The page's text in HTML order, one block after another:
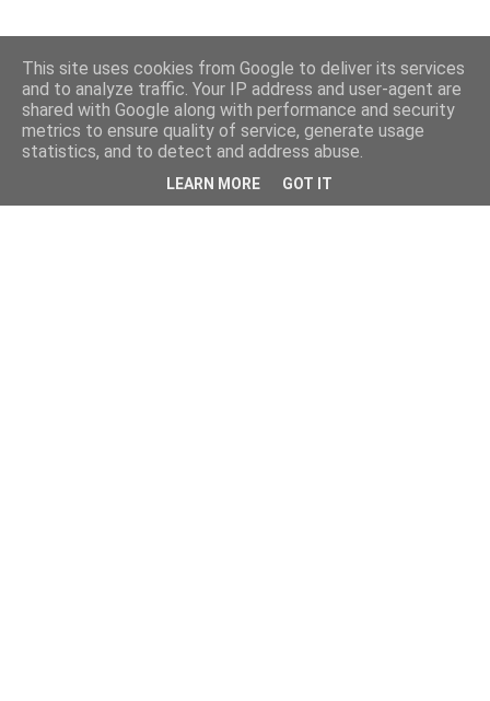
This site uses cookies from Google to deliver its services
and to analyze traffic. Your IP address and user-agent are
shared with Google along with performance and security
metrics to ensure quality of service, generate usage
statistics, and to detect and address abuse.
LEARN MORE GOT IT